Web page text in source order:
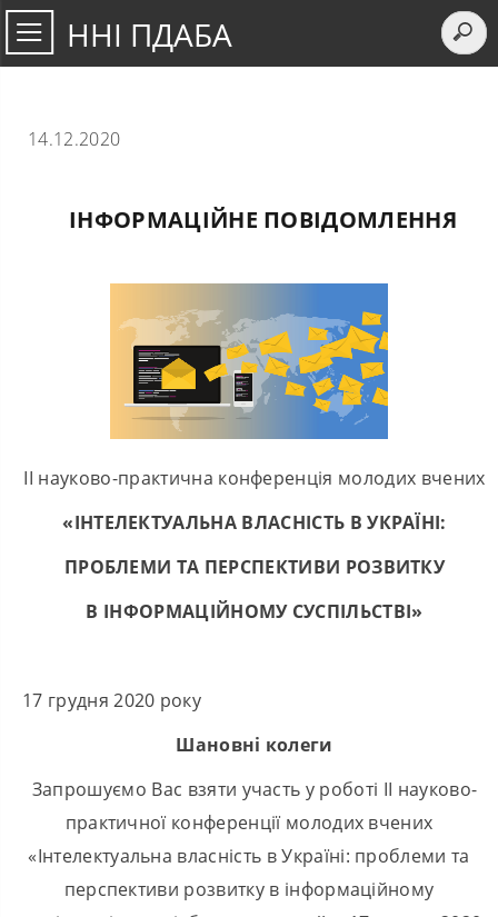
ННІ ПДАБА
14.12.2020
ІНФОРМАЦІЙНЕ ПОВІДОМЛЕННЯ
ІІ науково-практична конференція молодих вчених
«ІНТЕЛЕКТУАЛЬНА ВЛАСНІСТЬ В УКРАЇНІ:
ПРОБЛЕМИ ТА ПЕРСПЕКТИВИ РОЗВИТКУ
В ІНФОРМАЦІЙНОМУ СУСПІЛЬСТВІ»
17 грудня 2020 року
Шановні колеги
Запрошуємо Вас взяти участь у роботі ІІ науково-
практичної конференції молодих вчених
«Інтелектуальна власність в Україні: проблеми та
перспективи розвитку в інформаційному